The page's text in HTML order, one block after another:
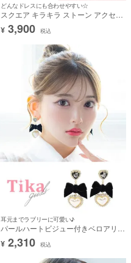
どんなドレスにも合わせやすい☆
スクエア キラキラ ストーン アクセサ
リー 2点セット [ネックレス＋ピアス]
¥ 3,900 税込
耳元までラブリーに可愛い♪
パールハートビジュー付きベロアリボ
ンピアス
¥ 2,310 税込